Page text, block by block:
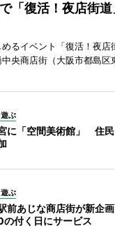
「復活！夜店街
るイベント「復活！夜店
央商店街（大阪市都島区
ぶ
に「空間美術館」 住
ぶ
前あじな商店街が新企
の付く日にサービス